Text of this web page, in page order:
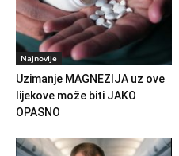
Najnovije
Uzimanje MAGNEZIJA uz ove
lijekove može biti JAKO
OPASNO